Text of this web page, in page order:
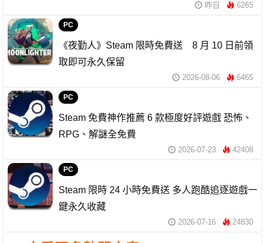
昨日 6265
PC
《夜勤人》Steam 限時免費送 8 月 10 日前領
取即可永久保留
2026-08-06 6465
PC
Steam 免費神作推薦 6 款極度好評遊戲 恐怖、
RPG、解謎全免費
2026-07-23 42408
PC
Steam 限時 24 小時免費送 多人跑酷追逐遊戲一
鍵永久收藏
2026-07-16 24830